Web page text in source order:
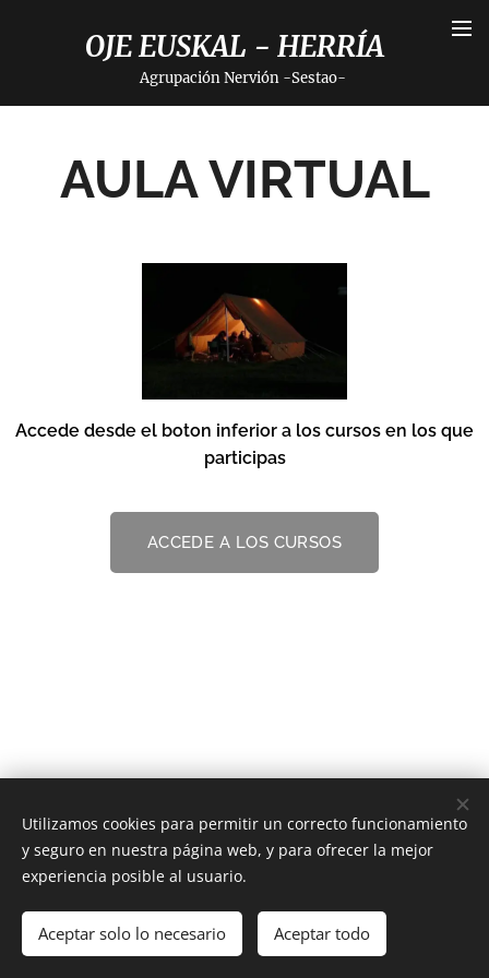
OJE EUSKAL - HERRÍA
Agrupación Nervión -Sestao-
AULA VIRTUAL
Accede desde el boton inferior a los cursos en los que
participas
ACCEDE A LOS CURSOS
Creado conWebnode Cookies
Utilizamos cookies para permitir un correcto funcionamiento
y seguro en nuestra página web, y para ofrecer la mejor
experiencia posible al usuario.
Aceptar solo lo necesario Aceptar todo